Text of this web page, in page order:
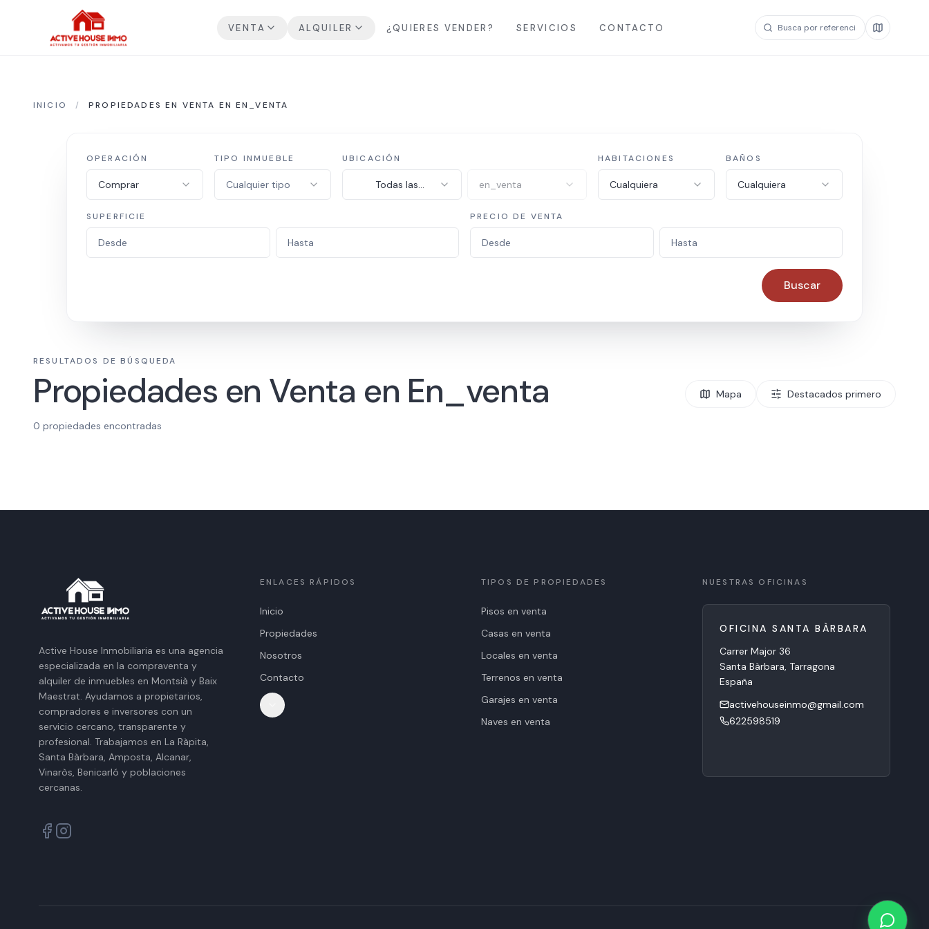
VENTA ALQUILER ¿QUIERES VENDER? SERVICIOS CONTACTO
INICIO / PROPIEDADES EN VENTA EN EN_VENTA
OPERACIÓN
Comprar
TIPO INMUEBLE
Cualquier tipo
UBICACIÓN
Todas las
provincias
en_venta
HABITACIONES
Cualquiera
BAÑOS
Cualquiera
SUPERFICIE PRECIO DE VENTA
Buscar
RESULTADOS DE BÚSQUEDA
Propiedades en Venta en En_venta Mapa Destacados primero
0 propiedades encontradas
Active House Inmobiliaria es una agencia
especializada en la compraventa y
alquiler de inmuebles en Montsià y Baix
Maestrat. Ayudamos a propietarios,
compradores e inversores con un
servicio cercano, transparente y
profesional. Trabajamos en La Ràpita,
Santa Bàrbara, Amposta, Alcanar,
Vinaròs, Benicarló y poblaciones
cercanas.
ENLACES RÁPIDOS
Inicio
Propiedades
Nosotros
Contacto
TIPOS DE PROPIEDADES
Pisos en venta
Casas en venta
Locales en venta
Terrenos en venta
Garajes en venta
Naves en venta
NUESTRAS OFICINAS
OFICINA SANTA BÀRBARA
Carrer Major 36
Santa Bàrbara, Tarragona
España
activehouseinmo@gmail.com
622598519